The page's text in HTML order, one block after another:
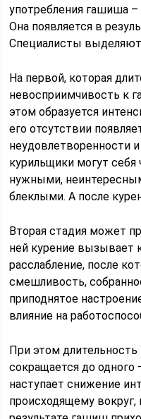
употребления гашиша
Она появляется в
Специалисты выделяют
На первой, которая
невосприимчивость к
этом образуется
его отсутствии
неудовлетворенности
курильщики могут
нужными,
блеклыми. А после
Вторая стадия может
ней курение вызывает
расслабление, после
смешливость,
приподнятое
влияние на
При этом длительность
сокращается до одного
наступает снижение
происходящему вокруг,